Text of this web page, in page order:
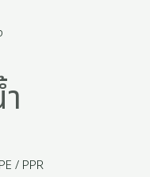
/ PPR